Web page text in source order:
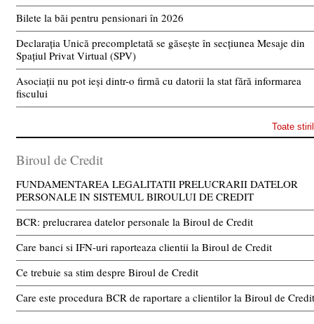
Bilete la băi pentru pensionari în 2026
Declarația Unică precompletată se găsește în secțiunea Mesaje din
Spațiul Privat Virtual (SPV)
Asociații nu pot ieși dintr-o firmă cu datorii la stat fără informarea
fiscului
Toate
Biroul de Credit
FUNDAMENTAREA LEGALITATII PRELUCRARII DATELOR
PERSONALE IN SISTEMUL BIROULUI DE CREDIT
BCR: prelucrarea datelor personale la Biroul de Credit
Care banci si IFN-uri raporteaza clientii la Biroul de Credit
Ce trebuie sa stim despre Biroul de Credit
Care este procedura BCR de raportare a clientilor la Biroul de Credit